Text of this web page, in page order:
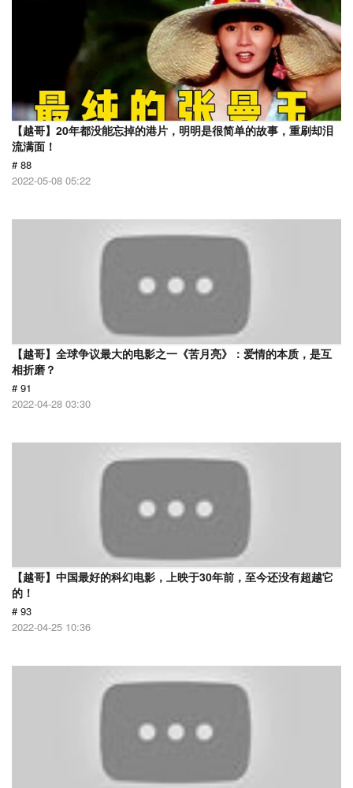
【越哥】20年都没能忘掉的港片，明明是很简单的故事，重刷却泪
流满面！
# 88
2022-05-08 05:22
【越哥】全球争议最大的电影之一《苦月亮》：爱情的本质，是互
相折磨？
# 91
2022-04-28 03:30
【越哥】中国最好的科幻电影，上映于30年前，至今还没有超越它
的！
# 93
2022-04-25 10:36